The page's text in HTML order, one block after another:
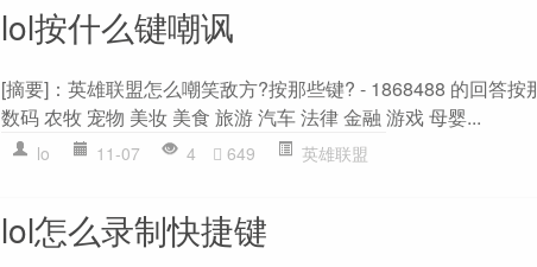
lol按什么键嘲讽
[摘要]：英雄联盟怎么嘲笑敌方?按那些键? - 1868488 的回答
数码 农牧 宠物 美妆 美食 旅游 汽车 法律 金融 游戏 母婴...
lo 11-07 4 649 英雄联盟
lol怎么录制快捷键